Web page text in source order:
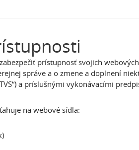
prístupnosť svojich
správe a o zmene a doplnení
a príslušnými vykonávacími
na webové sídla: